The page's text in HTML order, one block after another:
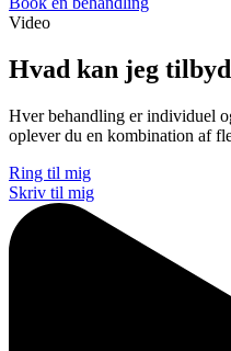
Video
Hvad kan jeg
Hver behandling er individuel
oplever du en kombination af
Ring til mig
Skriv til mig